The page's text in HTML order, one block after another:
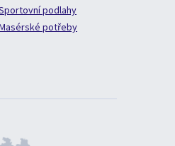
podlahy
potřeby